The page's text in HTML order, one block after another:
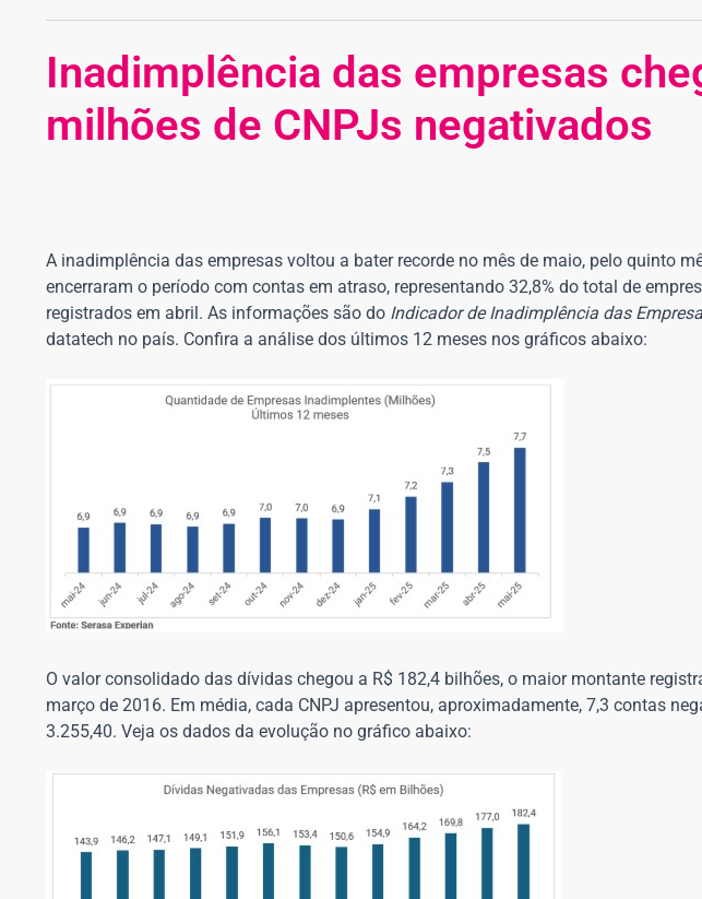
Inadimplência das empresas
milhões de CNPJs negativados
A inadimplência das empresas voltou a bater recorde no mês de maio, pelo quinto
encerraram o período com contas em atraso, representando 32,8% do total de
registrados em abril. As informações são do Indicador de Inadimplência das
datatech no país. Confira a análise dos últimos 12 meses nos gráficos abaixo:
O valor consolidado das dívidas chegou a R$ 182,4 bilhões, o maior montante
março de 2016. Em média, cada CNPJ apresentou, aproximadamente, 7,3 contas
3.255,40. Veja os dados da evolução no gráfico abaixo: